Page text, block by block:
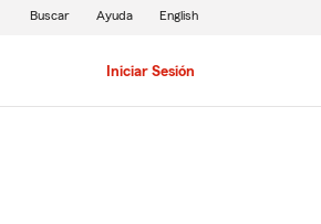
Iniciar Sesión
Buscar Ayuda English